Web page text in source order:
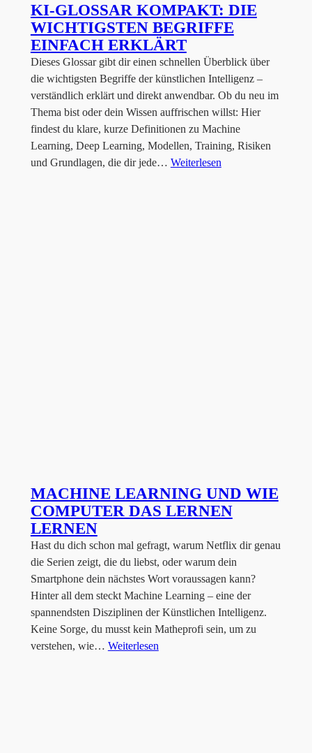
KI-GLOSSAR KOMPAKT: DIE
WICHTIGSTEN BEGRIFFE
EINFACH ERKLÄRT
Dieses Glossar gibt dir einen schnellen Überblick über
die wichtigsten Begriffe der künstlichen Intelligenz –
verständlich erklärt und direkt anwendbar. Ob du neu im
Thema bist oder dein Wissen auffrischen willst: Hier
findest du klare, kurze Definitionen zu Machine
Learning, Deep Learning, Modellen, Training, Risiken
und Grundlagen, die dir jede… Weiterlesen
MACHINE LEARNING UND WIE
COMPUTER DAS LERNEN
LERNEN
Hast du dich schon mal gefragt, warum Netflix dir genau
die Serien zeigt, die du liebst, oder warum dein
Smartphone dein nächstes Wort voraussagen kann?
Hinter all dem steckt Machine Learning – eine der
spannendsten Disziplinen der Künstlichen Intelligenz.
Keine Sorge, du musst kein Matheprofi sein, um zu
verstehen, wie… Weiterlesen